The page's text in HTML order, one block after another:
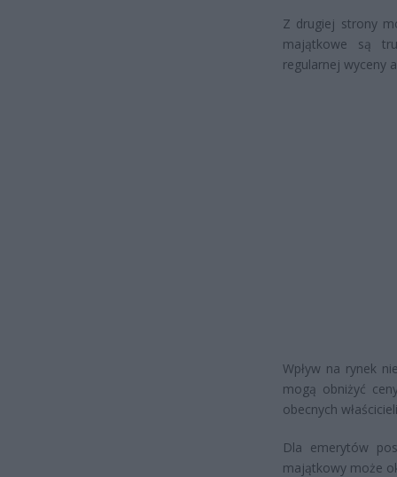
Z drugiej strony
majątkowe są
regularnej wyceny
Wpływ na rynek
mogą obniżyć
obecnych
Dla emerytów
majątkowy może